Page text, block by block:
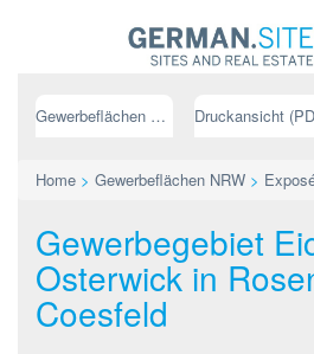
Gewerbeflächen NRW
Home > Gewerbeflächen NRW >
Gewerbegebiet
Osterwick in
Coesfeld